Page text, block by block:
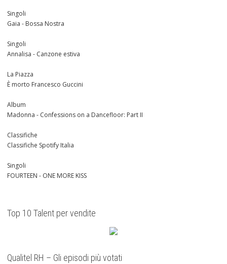
Singoli
Gaia - Bossa Nostra
Singoli
Annalisa - Canzone estiva
La Piazza
È morto Francesco Guccini
Album
Madonna - Confessions on a Dancefloor: Part II
Classifiche
Classifiche Spotify Italia
Singoli
FOURTEEN - ONE MORE KISS
Top 10 Talent per vendite
Qualitel RH – Gli episodi più votati